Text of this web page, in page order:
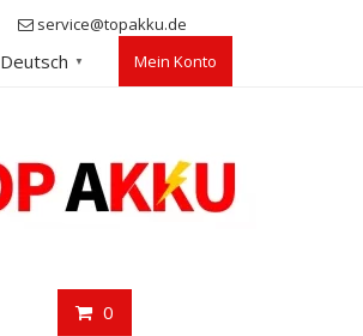
service@topakku.de
Deutsch ▼ Mein Konto
0